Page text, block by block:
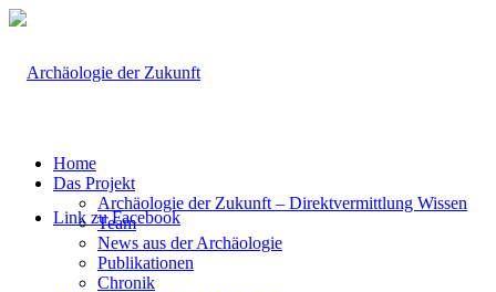
Link zu Facebook
Home
Das Projekt
Archäologie der Zukunft – Direktvermittlung Wissen
Team
News aus der Archäologie
Publikationen
Chronik